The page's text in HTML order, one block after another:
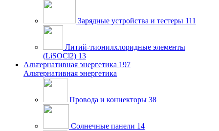
Зарядные устройства и тестеры 111
Литий-тионилхлоридные элементы
(LiSOCl2) 13
Альтернативная энергетика 197
Альтернативная энергетика
Провода и коннекторы 38
Солнечные панели 14